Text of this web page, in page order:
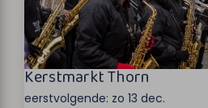
Kerstmarkt Thorn
eerstvolgende: zo 13 dec.